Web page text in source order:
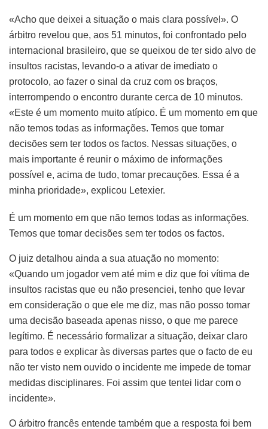
«Acho que deixei a situação o mais clara possível». O
árbitro revelou que, aos 51 minutos, foi confrontado pelo
internacional brasileiro, que se queixou de ter sido alvo de
insultos racistas, levando-o a ativar de imediato o
protocolo, ao fazer o sinal da cruz com os braços,
interrompendo o encontro durante cerca de 10 minutos.
«Este é um momento muito atípico. É um momento em que
não temos todas as informações. Temos que tomar
decisões sem ter todos os factos. Nessas situações, o
mais importante é reunir o máximo de informações
possível e, acima de tudo, tomar precauções. Essa é a
minha prioridade», explicou Letexier.
É um momento em que não temos todas as informações.
Temos que tomar decisões sem ter todos os factos.
O juiz detalhou ainda a sua atuação no momento:
«Quando um jogador vem até mim e diz que foi vítima de
insultos racistas que eu não presenciei, tenho que levar
em consideração o que ele me diz, mas não posso tomar
uma decisão baseada apenas nisso, o que me parece
legítimo. É necessário formalizar a situação, deixar claro
para todos e explicar às diversas partes que o facto de eu
não ter visto nem ouvido o incidente me impede de tomar
medidas disciplinares. Foi assim que tentei lidar com o
incidente».
O árbitro francês entende também que a resposta foi bem